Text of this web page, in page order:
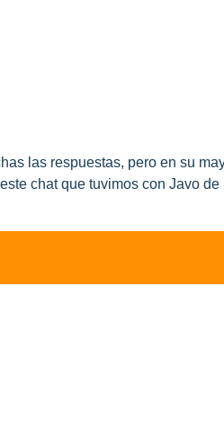
las respuestas, pero en su
chat que tuvimos con Javo